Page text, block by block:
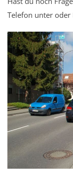
Telefon unter oder